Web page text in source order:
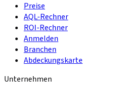
Preise
AQL-Rechner
ROI-Rechner
Anmelden
Branchen
Abdeckungskarte
Unternehmen